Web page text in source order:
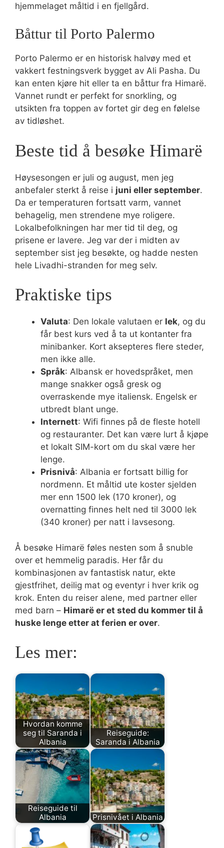
hjemmelaget måltid i en fjellgård.
Båttur til Porto Palermo
Porto Palermo er en historisk halvøy med et
vakkert festningsverk bygget av Ali Pasha. Du
kan enten kjøre hit eller ta en båttur fra Himarë.
Vannet rundt er perfekt for snorkling, og
utsikten fra toppen av fortet gir deg en følelse
av tidløshet.
Beste tid å besøke Himarë
Høysesongen er juli og august, men jeg
anbefaler sterkt å reise i juni eller september.
Da er temperaturen fortsatt varm, vannet
behagelig, men strendene mye roligere.
Lokalbefolkningen har mer tid til deg, og
prisene er lavere. Jeg var der i midten av
september sist jeg besøkte, og hadde nesten
hele Livadhi-stranden for meg selv.
Praktiske tips
Valuta: Den lokale valutaen er lek, og du
får best kurs ved å ta ut kontanter fra
minibanker. Kort aksepteres flere steder,
men ikke alle.
Språk: Albansk er hovedspråket, men
mange snakker også gresk og
overraskende mye italiensk. Engelsk er
utbredt blant unge.
Internett: Wifi finnes på de fleste hotell
og restauranter. Det kan være lurt å kjøpe
et lokalt SIM-kort om du skal være her
lenge.
Prisnivå: Albania er fortsatt billig for
nordmenn. Et måltid ute koster sjelden
mer enn 1500 lek (170 kroner), og
overnatting finnes helt ned til 3000 lek
(340 kroner) per natt i lavsesong.
Å besøke Himarë føles nesten som å snuble
over et hemmelig paradis. Her får du
kombinasjonen av fantastisk natur, ekte
gjestfrihet, deilig mat og eventyr i hver krik og
krok. Enten du reiser alene, med partner eller
med barn – Himarë er et sted du kommer til å
huske lenge etter at ferien er over.
Les mer:
Hvordan komme
seg til Saranda i
Albania
Reiseguide:
Saranda i Albania
Reiseguide til
Albania
Prisnivået i Albania